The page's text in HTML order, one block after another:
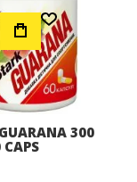
будь-які
увагу і
всіх основ
мети!
Додати до Списку Бажань
300